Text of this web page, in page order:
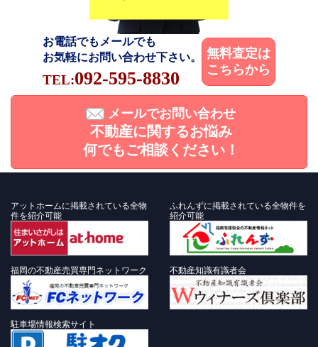
お電話でもメールでも
お気軽にお問い合わせ下さい。
TEL:092-595-8830
無料査定は
こちらから
メールでお問い合わせ
不動産に関するお悩み
何でもご相談ください！
アットホームに掲載されている全物
件を紹介可能
ふれんずに掲載されている全物件を
紹介可能
福岡の不動産売買専門ネットワーク 不動産知識有識者会
駐車場情報検索サイト